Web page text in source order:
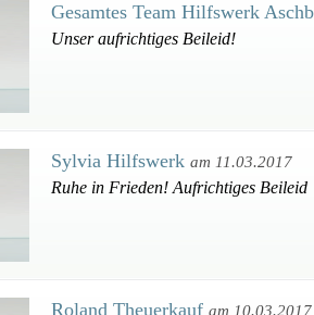
Gesamtes Team Hilfswerk
Unser aufrichtiges Beileid!
Sylvia Hilfswerk am 11.03.2017
Ruhe in Frieden! Aufrichtiges Beileid
Roland Theuerkauf am 10.03.2017